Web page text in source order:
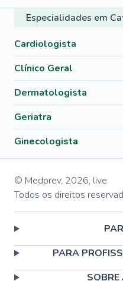
Especialidades em
Cardiologista
Clínico Geral
Dermatologista
Geriatra
Ginecologista
© Medprev, 2026, live
Todos os direitos
PARA
SOBRE